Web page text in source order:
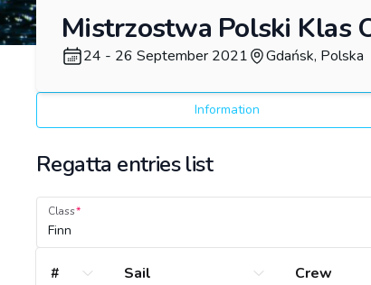
Mistrzostwa Polski Klas
24 - 26 September 2021 Gdańsk, Polska
Information
Regatta entries list
Class
Finn
# Sail Crew